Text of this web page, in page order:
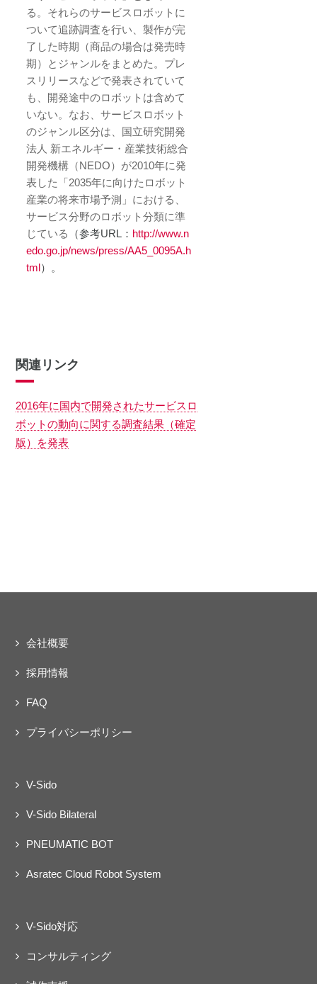
る。それらのサービスロボットに
ついて追跡調査を行い、製作が完
了した時期（商品の場合は発売時
期）とジャンルをまとめた。プレ
スリリースなどで発表されていて
も、開発途中のロボットは含めて
いない。なお、サービスロボット
のジャンル区分は、国立研究開発
法人 新エネルギー・産業技術総合
開発機構（NEDO）が2010年に発
表した「2035年に向けたロボット
産業の将来市場予測」における、
サービス分野のロボット分類に準
じている
（参考URL： http://www.n
edo.go.jp/news/press/AA5_0095A.h
tml）。
関連リンク
2016年に国内で開発されたサービスロ
ボットの動向に関する調査結果（確定
版）を発表
会社概要
採用情報
FAQ
プライバシーポリシー
V-Sido
V-Sido Bilateral
PNEUMATIC BOT
Asratec Cloud Robot System
V-Sido対応
コンサルティング